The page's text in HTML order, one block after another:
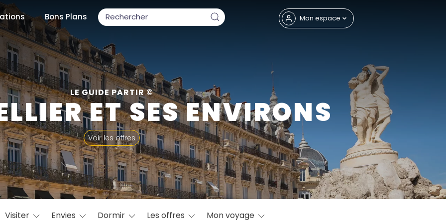
Bons Plans Mon espace
LE GUIDE PARTIR ©
ET SES ENVIRONS
Voir les offres
Visiter Envies Dormir Les offres Mon voyage
Fermer
populaires
mois
Février Mars Avril Mai Juin Juillet Août
Septembre
Novembre Décembre